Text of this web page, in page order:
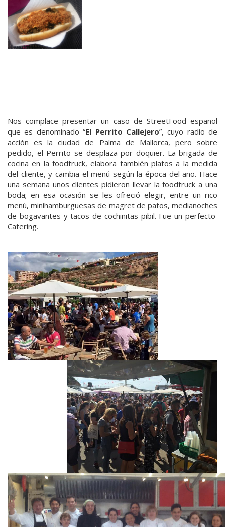
Nos complace presentar un caso de StreetFood español
que es denominado “El Perrito Callejero”, cuyo radio de
acción es la ciudad de Palma de Mallorca, pero sobre
pedido, el Perrito se desplaza por doquier. La brigada de
cocina en la foodtruck, elabora también platos a la medida
del cliente, y cambia el menú según la época del año. Hace
una semana unos clientes pidieron llevar la foodtruck a una
boda; en esa ocasión se les ofreció elegir, entre un rico
menú, minihamburguesas de magret de patos, medianoches
de bogavantes y tacos de cochinitas pibil. Fue un perfecto
Catering.